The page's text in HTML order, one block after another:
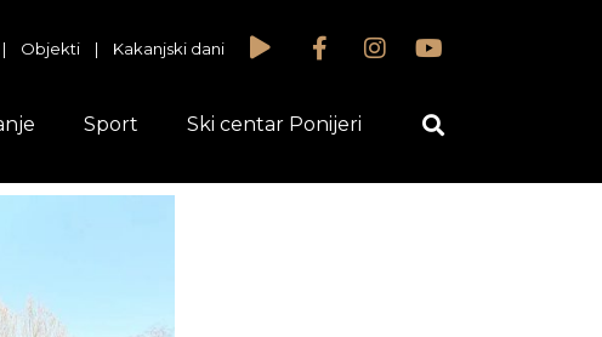
| Objekti | Kakanjski dani
Sport Ski centar Ponijeri